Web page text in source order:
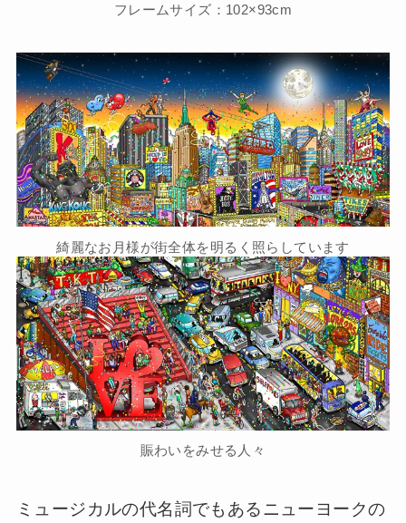
フレームサイズ：102×93cm
綺麗なお月様が街全体を明るく照らしています
賑わいをみせる人々
ミュージカルの代名詞でもあるニューヨークの